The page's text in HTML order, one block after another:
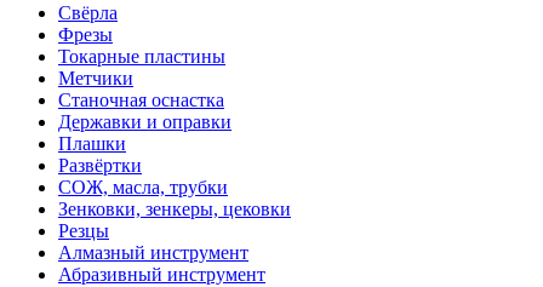
Свёрла
Фрезы
Токарные пластины
Метчики
Станочная оснастка
Державки и оправки
Плашки
Развёртки
СОЖ, масла, трубки
Зенковки, зенкеры, цековки
Резцы
Алмазный инструмент
Абразивный инструмент